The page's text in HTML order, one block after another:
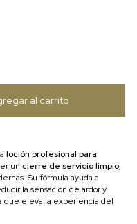
loción profesional para
un cierre de servicio limpio,
Su fórmula ayuda a
la sensación de ardor y
que eleva la experiencia del